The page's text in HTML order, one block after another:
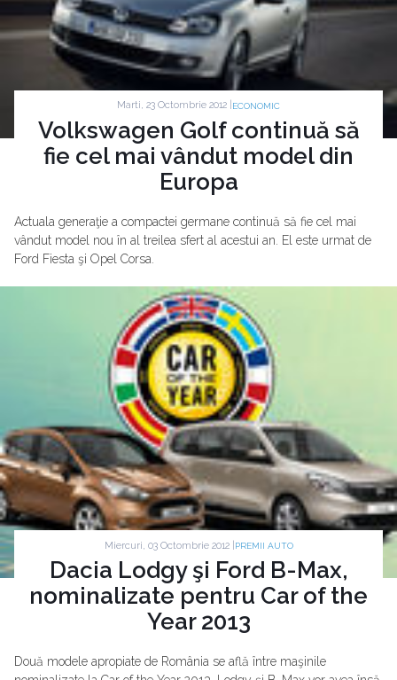
Marti, 23 Octombrie 2012 | ECONOMIC
Volkswagen Golf continuă să
fie cel mai vândut model din
Europa
Actuala generaţie a compactei germane continuă să fie cel mai
vândut model nou în al treilea sfert al acestui an. El este urmat de
Ford Fiesta şi Opel Corsa.
Miercuri, 03 Octombrie 2012 | PREMII AUTO
Dacia Lodgy şi Ford B-Max,
nominalizate pentru Car of the
Year 2013
Două modele apropiate de România se află între maşinile